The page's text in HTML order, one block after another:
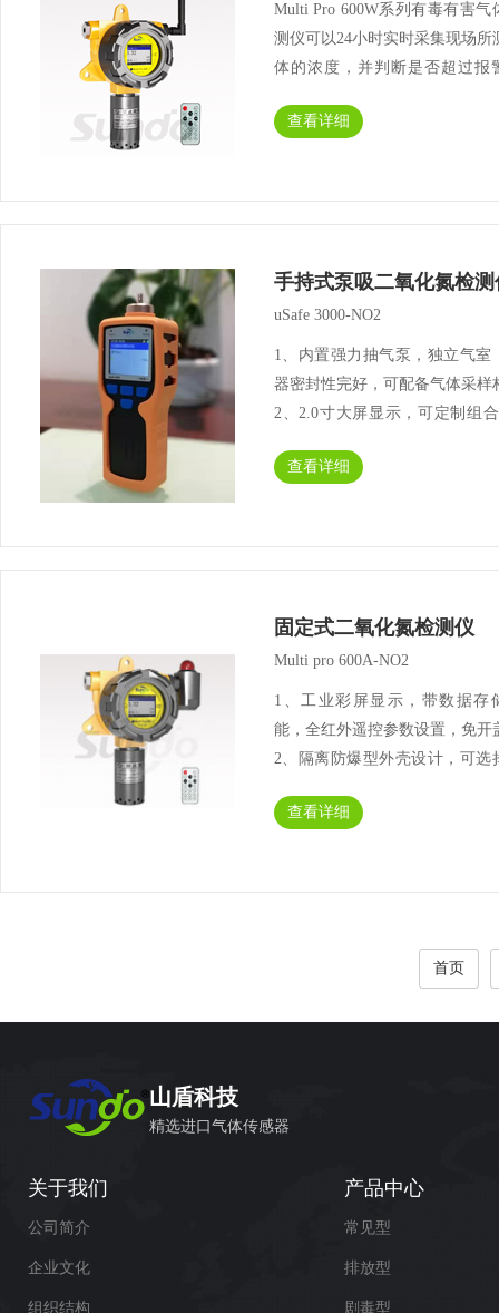
Multi Pro 600W系列有毒有害气
测仪可以24小时实时采集现场所
体的浓度，并判断是否超过报
作，同时将采集的数据和报警信
查看详细
手持式泵吸二氧化氮检测
uSafe 3000-NO2
1、内置强力抽气泵，独立气室
器密封性完好，可配备气体采样
2、2.0寸大屏显示，可定制组
示；3、高容量存储数据，一键
查看详细
固定式二氧化氮检测仪
Multi pro 600A-NO2
1、工业彩屏显示，带数据存
能，全红外遥控参数设置，免开
2、隔离防爆型外壳设计，可选
电使用； 3、标准4-20mA信
查看详细
首页
山盾科技
精选进口气体传感器
关于我们
公司简介
企业文化
组织结构
产品中心
常见型
排放型
剧毒型